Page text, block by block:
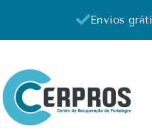
Envios